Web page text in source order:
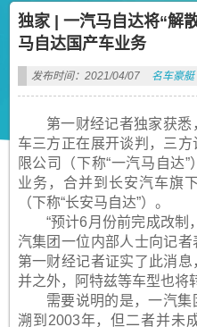
独家 | 一汽马自达将“解
马自达国产车业务
发布时间：2021/04/07 名车豪艇
第一财经记者独家获
车三方正在展开谈判，三
限公司（下称“一汽马自达
业务，合并到长安汽车旗
（下称“长安马自达”）。
“预计6月份前完成改制
汽集团一位内部人士向记
第一财经记者证实了此消
并之外，阿特兹等车型也将
需要说明的是，一汽
溯到2003年，但二者并未